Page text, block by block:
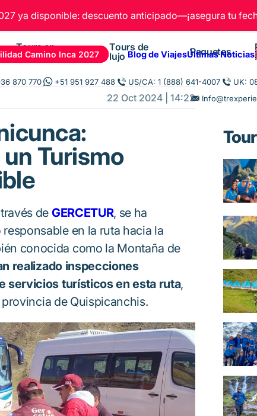
ya disponible: descuento anticipado—¡asegura tu
Camino Inca 2027 Blog de ViajesÚltimas Noticias
870 770 +51 951 927 488 US/CA: 1 (888) 641-4007
UK:
Tours en
Cusco
Tours de
lujo
Paquetes
22 Oct 2024 | 14:22
Turismo
de GERCETUR, se ha
en la ruta hacia la
conocida como la Montaña de
realizado inspecciones
servicios turísticos en esta ruta,
de Quispicanchis.